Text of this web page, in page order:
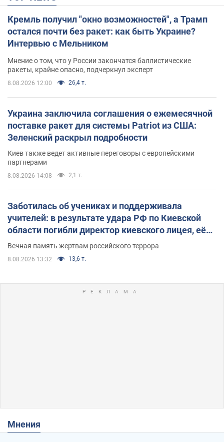
Кремль получил "окно возможностей", а Трамп
остался почти без ракет: как быть Украине?
Интервью с Мельником
Мнение о том, что у России закончатся баллистические
ракеты, крайне опасно, подчеркнул эксперт
8.08.2026 12:00 26,4 т.
Украина заключила соглашения о ежемесячной
поставке ракет для системы Patriot из США:
Зеленский раскрыл подробности
Киев также ведет активные переговоры с европейскими
партнерами
8.08.2026 14:08 2,1 т.
Заботилась об учениках и поддерживала
учителей: в результате удара РФ по Киевской
области погибли директор киевского лицея, её
муж и внук
Вечная память жертвам российского террора
8.08.2026 13:32 13,6 т.
Мнения